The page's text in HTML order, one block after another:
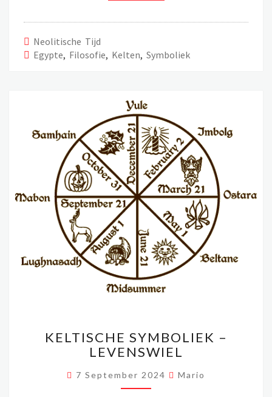
Neolitische Tijd
Egypte, Filosofie, Kelten, Symboliek
SYMBOLIEK
–
KELTISCHE SYMBOLIEK –
LEVENSWIEL
7 September 2024 Mario